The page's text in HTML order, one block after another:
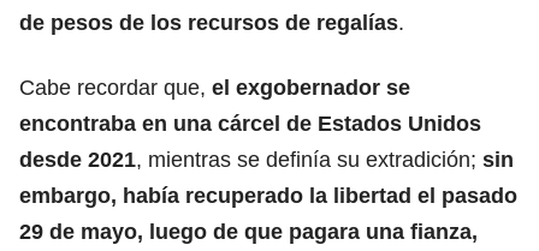
de pesos de los recursos de regalías.
Cabe recordar que, el exgobernador se
encontraba en una cárcel de Estados Unidos
desde 2021, mientras se definía su extradición; sin
embargo, había recuperado la libertad el pasado
29 de mayo, luego de que pagara una fianza,